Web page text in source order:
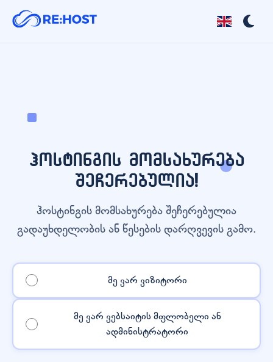
ჰოსტინგის მომსახურება
შეჩერებულია!
ჰოსტინგის მომსახურება შეჩერებულია
გადაუხდელობის ან წესების დარღვევის გამო.
მე ვარ ვიზიტორი
მე ვარ ვებსაიტის მფლობელი ან
ადმინისტრატორი